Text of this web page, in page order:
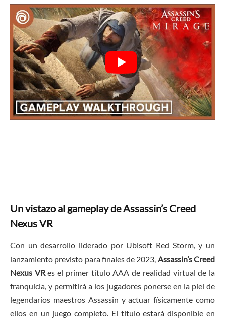
Un vistazo al gameplay de Assassin’s Creed
Nexus VR
Con un desarrollo liderado por Ubisoft Red Storm, y un
lanzamiento previsto para finales de 2023, Assassin’s Creed
Nexus VRes el primer título AAA de realidad virtual de la
franquicia, y permitirá a los jugadores ponerse en la piel de
legendarios maestros Assassin y actuar físicamente como
ellos en un juego completo. El título estará disponible en